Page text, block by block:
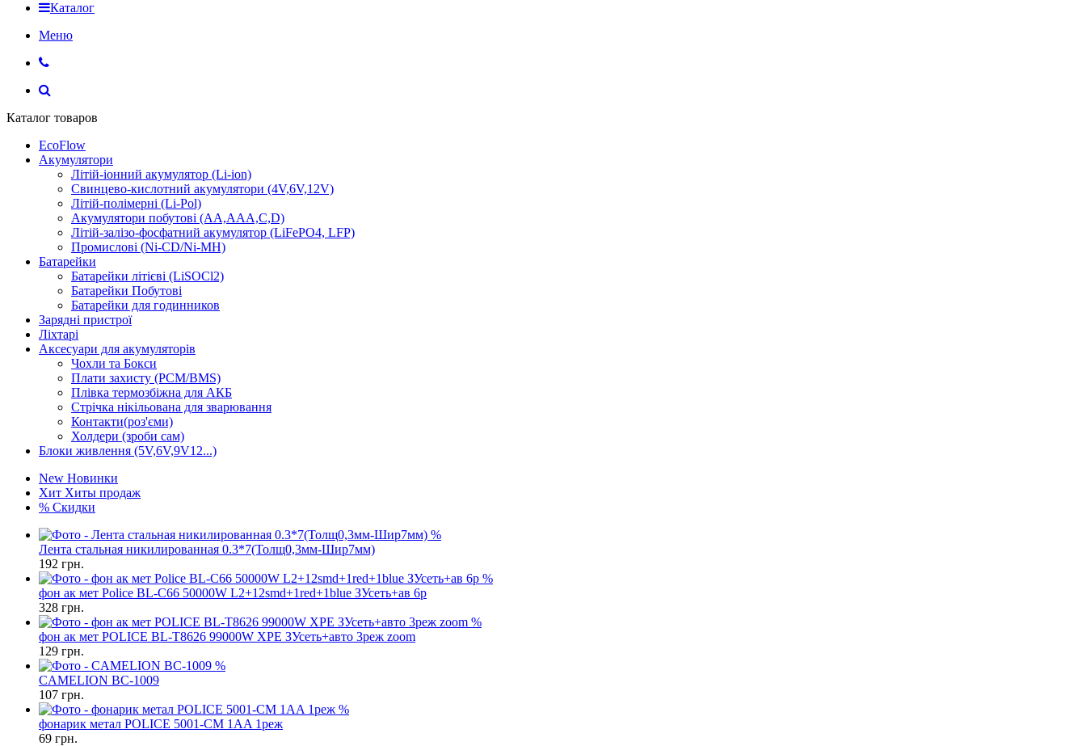
Каталог
Меню
Каталог товаров
EcoFlow
Акумулятори
Літій-іонний акумулятор (Li-ion)
Свинцево-кислотний акумулятори (4V,6V,12V)
Літій-полімерні (Li-Pol)
Акумулятори побутові (AA,AAA,C,D)
Літій-залізо-фосфатний акумулятор (LiFePO4, LFP)
Промислові (Ni-CD/Ni-MH)
Батарейки
Батарейки літієві (LiSOCl2)
Батарейки Побутові
Батарейки для годинников
Зарядні пристрої
Ліхтарі
Аксесуари для акумуляторів
Чохли та Бокси
Плати захисту (PCM/BMS)
Плівка термозбіжна для АКБ
Стрічка нікільована для зварювання
Контакти(роз'єми)
Холдери (зроби сам)
Блоки живлення (5V,6V,9V12...)
New Новинки
Хит Хиты продаж
% Скидки
%
Лента стальная никилированная 0.3*7(Толщ0,3мм-Шир7мм)
192 грн.
%
фон ак мет Police BL-C66 50000W L2+12smd+1red+1blue ЗУсеть+ав 6р
328 грн.
%
фон ак мет POLICE BL-T8626 99000W XPE ЗУсеть+авто 3реж zoom
129 грн.
%
CAMELION BC-1009
107 грн.
%
фонарик метал POLICE 5001-CM 1AA 1реж
69 грн.